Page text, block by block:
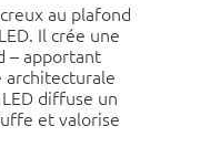
au plafond
Il crée une
– apportant
architecturale
diffuse un
et valorise